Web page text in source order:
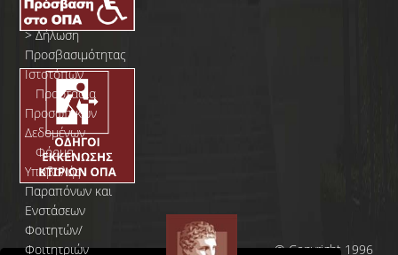
>Δήλωση
Προσβασιμότητας
Ιστοτόπων
Προστασία
Προσωπικών
Δεδομένων
Φόρμα
Yποβολής
Παραπόνων και
Ενστάσεων
Φοιτητών/
Φοιτητριών
© Copyright 1996